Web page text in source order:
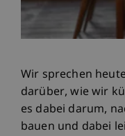
Wir sprechen
darüber, wie wir
es dabei darum,
bauen und dabei